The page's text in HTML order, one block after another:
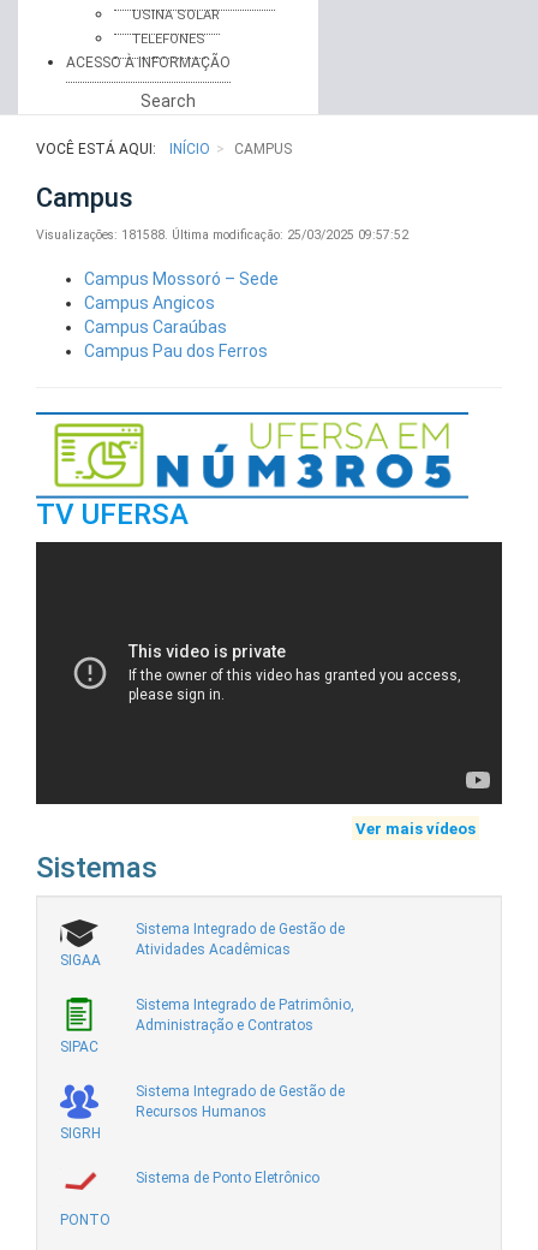
USINA SOLAR
TELEFONES
ACESSO À INFORMAÇÃO
Search
VOCÊ ESTÁ AQUI: INÍCIO CAMPUS
Campus
Visualizações: 181588. Última modificação: 25/03/2025 09:57:52
Campus Mossoró – Sede
Campus Angicos
Campus Caraúbas
Campus Pau dos Ferros
TV UFERSA
Ver mais vídeos
Sistemas
SIGAA
Sistema Integrado de Gestão de
Atividades Acadêmicas
SIPAC
Sistema Integrado de Patrimônio,
Administração e Contratos
SIGRH
Sistema Integrado de Gestão de
Recursos Humanos
PONTO
Sistema de Ponto Eletrônico